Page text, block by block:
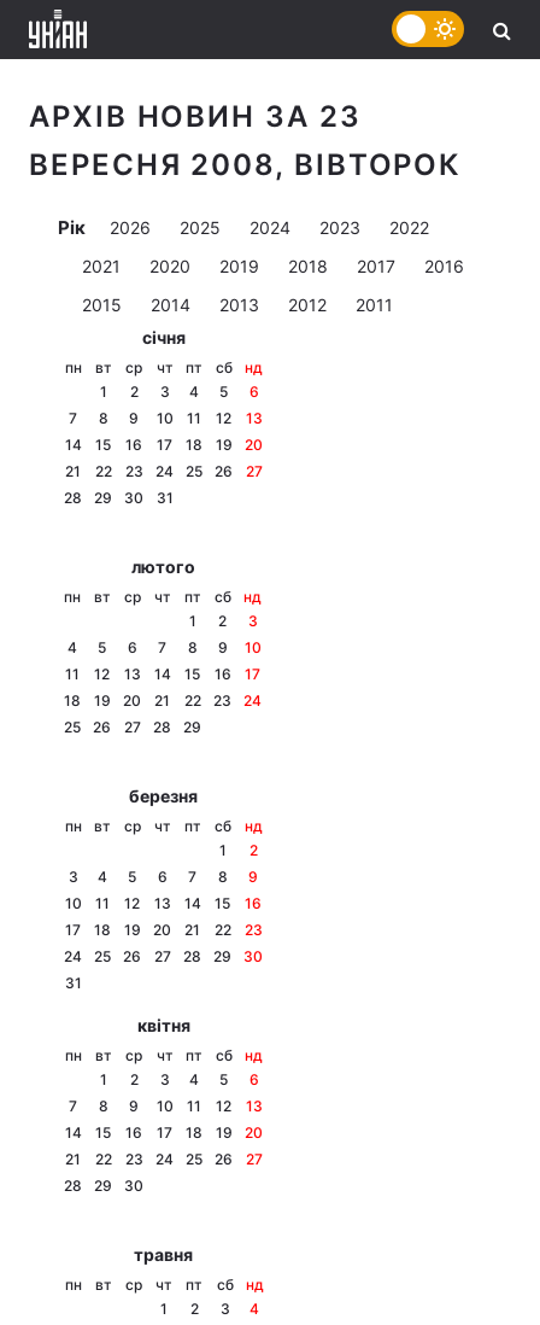
Головна
Економіка
АРХІВ НОВИН ЗА 23
ВЕРЕСНЯ 2008, ВІВТОРОК
Рік 2026 2025 2024 2023
2022
2021
2020 2019 2018 2017
2016
2015
2014 2013 2012
2011
січня
пн вт ср чт пт сб
нд
1
2 3 4 5
6
7
8 9 10 11 12
13
14
15 16 17 18 19
20
21
22 23 24 25 26
27
28
29 30 31
лютого
пн вт ср чт пт сб
нд
1
2
3
4
5 6 7 8 9
10
11
12 13 14 15 16
17
18
19 20 21 22 23
24
25
26 27 28 29
березня
пн вт ср чт пт сб
нд
1
2
3
4 5 6 7 8
9
10
11 12 13 14 15
16
17
18 19 20 21 22
23
24
25 26 27 28 29
30
31
квітня
пн вт ср чт пт сб
нд
1
2 3 4 5
6
7
8 9 10 11 12
13
14
15 16 17 18 19
20
21
22 23 24 25 26
27
28
29 30
травня
пн вт ср чт пт сб
нд
1
2 3
4